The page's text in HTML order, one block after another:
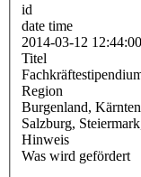
id
date time
2014-03-12 12:44:00
Titel
Region
Burgenland,
Salzburg,
Hinweis
Was wird gefördert